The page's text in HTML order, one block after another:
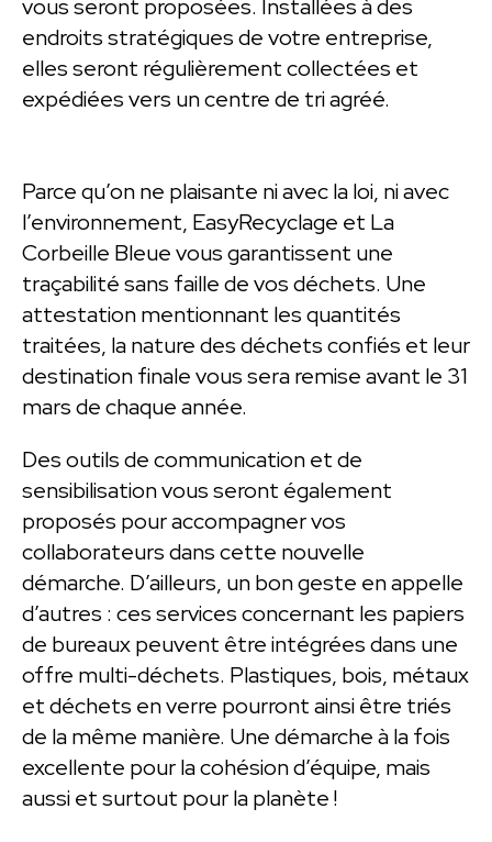
vous seront proposées. Installées à des
endroits stratégiques de votre entreprise,
elles seront régulièrement collectées et
expédiées vers un centre de tri agréé.
Parce qu’on ne plaisante ni avec la loi, ni avec
l’environnement, EasyRecyclage et La
Corbeille Bleue vous garantissent une
traçabilité sans faille de vos déchets. Une
attestation mentionnant les quantités
traitées, la nature des déchets confiés et leur
destination finale vous sera remise avant le 31
mars de chaque année.
Des outils de communication et de
sensibilisation vous seront également
proposés pour accompagner vos
collaborateurs dans cette nouvelle
démarche. D’ailleurs, un bon geste en appelle
d’autres : ces services concernant les papiers
de bureaux peuvent être intégrées dans une
offre multi-déchets. Plastiques, bois, métaux
et déchets en verre pourront ainsi être triés
de la même manière. Une démarche à la fois
excellente pour la cohésion d’équipe, mais
aussi et surtout pour la planète !